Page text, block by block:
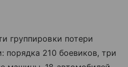
группировки потери
порядка 210 боевиков, три